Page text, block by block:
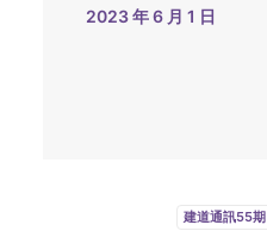
2023 年 6 月 1 日
建道通訊55期